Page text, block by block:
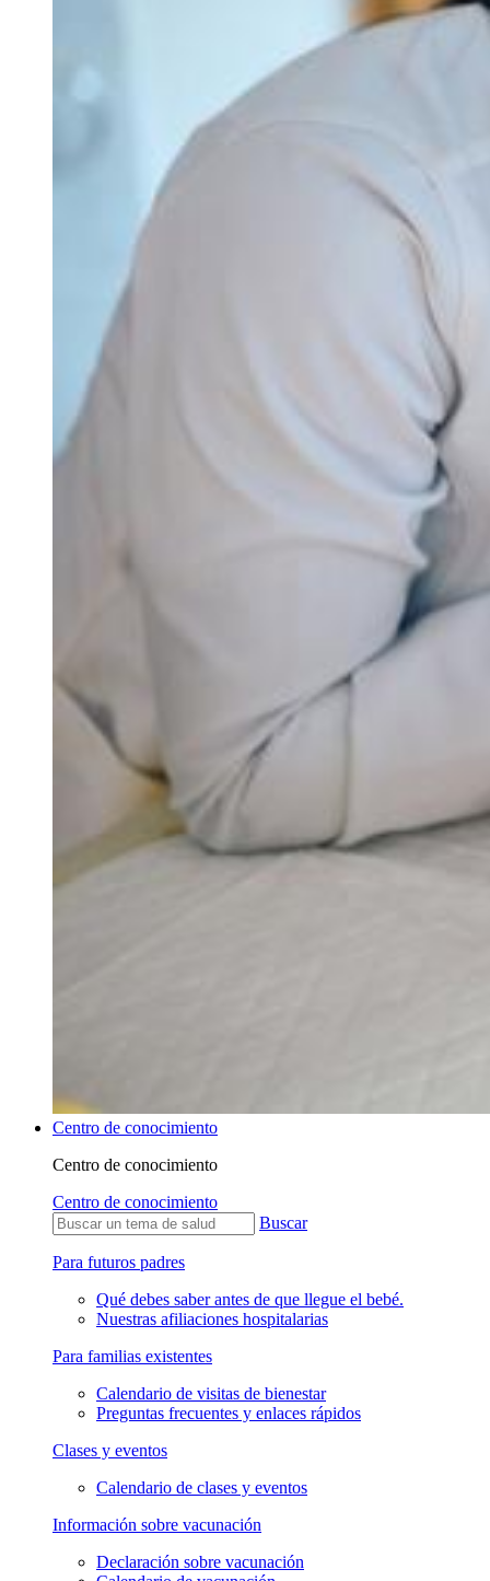
Centro de conocimiento
Centro de conocimiento
Centro de conocimiento
Buscar
Para futuros padres
Qué debes saber antes de que llegue el bebé.
Nuestras afiliaciones hospitalarias
Para familias existentes
Calendario de visitas de bienestar
Preguntas frecuentes y enlaces rápidos
Clases y eventos
Calendario de clases y eventos
Información sobre vacunación
Declaración sobre vacunación